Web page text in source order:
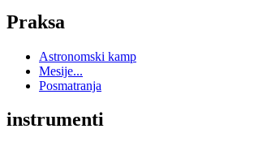
Praksa
Astronomski kamp
Mesije...
Posmatranja
instrumenti